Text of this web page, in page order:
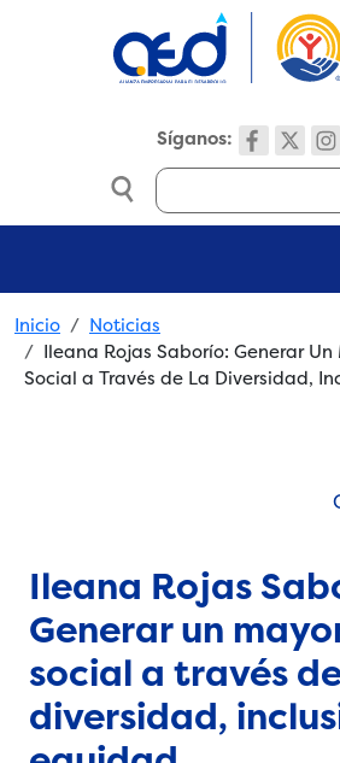
Síganos:
Search
Breadcrumb
Inicio
Noticias
Ileana Rojas Saborío: Generar
Social a Través de La Diversidad,
Ileana Rojas
Generar un
social a través
diversidad,